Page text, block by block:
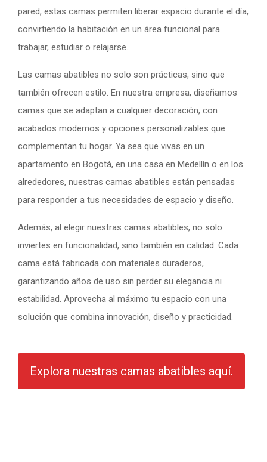
pared, estas camas permiten liberar espacio durante el día,
convirtiendo la habitación en un área funcional para
trabajar, estudiar o relajarse.
Las camas abatibles no solo son prácticas, sino que
también ofrecen estilo. En nuestra empresa, diseñamos
camas que se adaptan a cualquier decoración, con
acabados modernos y opciones personalizables que
complementan tu hogar. Ya sea que vivas en un
apartamento en Bogotá, en una casa en Medellín o en los
alrededores, nuestras camas abatibles están pensadas
para responder a tus necesidades de espacio y diseño.
Además, al elegir nuestras camas abatibles, no solo
inviertes en funcionalidad, sino también en calidad. Cada
cama está fabricada con materiales duraderos,
garantizando años de uso sin perder su elegancia ni
estabilidad. Aprovecha al máximo tu espacio con una
solución que combina innovación, diseño y practicidad.
Explora nuestras camas abatibles aquí.